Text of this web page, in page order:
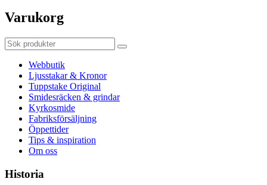
Varukorg
Webbutik
Ljusstakar & Kronor
Tuppstake Original
Smidesräcken & grindar
Kyrkosmide
Fabriksförsäljning
Öppettider
Tips & inspiration
Om oss
Historia